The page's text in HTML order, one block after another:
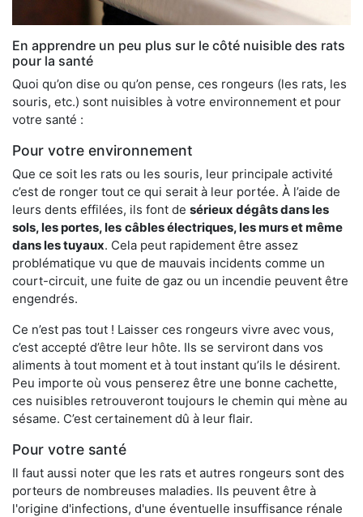
En apprendre un peu plus sur le côté nuisible des rats
pour la santé
Quoi qu’on dise ou qu’on pense, ces rongeurs (les rats, les
souris, etc.) sont nuisibles à votre environnement et pour
votre santé :
Pour votre environnement
Que ce soit les rats ou les souris, leur principale activité
c’est de ronger tout ce qui serait à leur portée. À l’aide de
leurs dents effilées, ils font de sérieux dégâts dans les
sols, les portes, les câbles électriques, les murs et même
dans les tuyaux. Cela peut rapidement être assez
problématique vu que de mauvais incidents comme un
court-circuit, une fuite de gaz ou un incendie peuvent être
engendrés.
Ce n’est pas tout ! Laisser ces rongeurs vivre avec vous,
c’est accepté d’être leur hôte. Ils se serviront dans vos
aliments à tout moment et à tout instant qu’ils le désirent.
Peu importe où vous penserez être une bonne cachette,
ces nuisibles retrouveront toujours le chemin qui mène au
sésame. C’est certainement dû à leur flair.
Pour votre santé
Il faut aussi noter que les rats et autres rongeurs sont des
porteurs de nombreuses maladies. Ils peuvent être à
l'origine d'infections, d'une éventuelle insuffisance rénale